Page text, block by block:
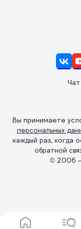
Вы принимаете
персональных
каждый раз, когда
обратной
© 2006